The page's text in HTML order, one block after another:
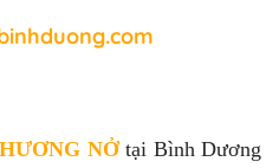
NỞtại Bình Dương